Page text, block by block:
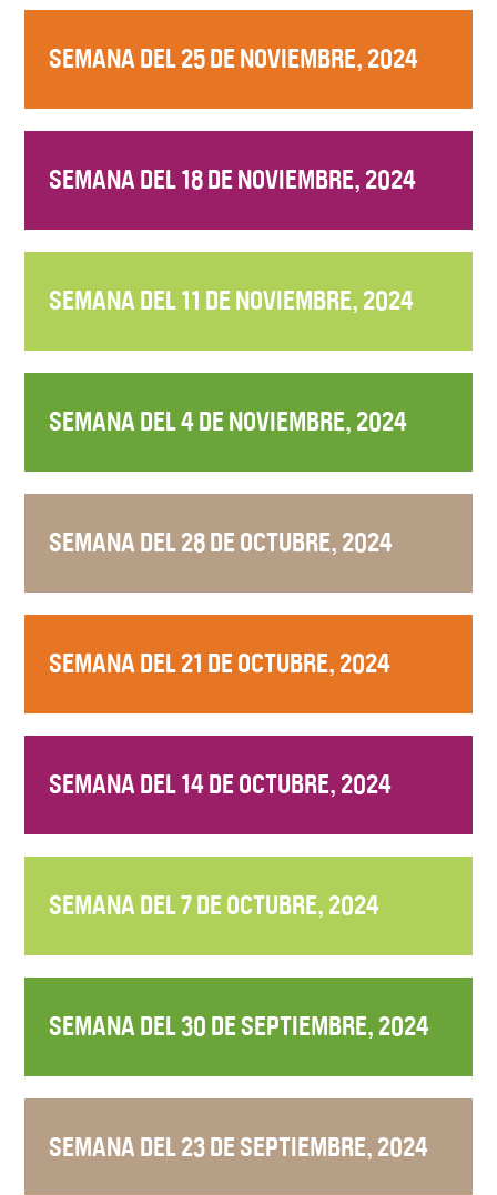
SEMANA DEL 25 DE NOVIEMBRE, 2024
SEMANA DEL 18 DE NOVIEMBRE, 2024
SEMANA DEL 11 DE NOVIEMBRE, 2024
SEMANA DEL 4 DE NOVIEMBRE, 2024
SEMANA DEL 28 DE OCTUBRE, 2024
SEMANA DEL 21 DE OCTUBRE, 2024
SEMANA DEL 14 DE OCTUBRE, 2024
SEMANA DEL 7 DE OCTUBRE, 2024
SEMANA DEL 30 DE SEPTIEMBRE, 2024
SEMANA DEL 23 DE SEPTIEMBRE, 2024